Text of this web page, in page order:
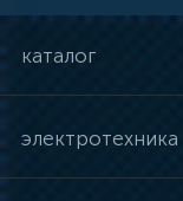
каталог
электротехника